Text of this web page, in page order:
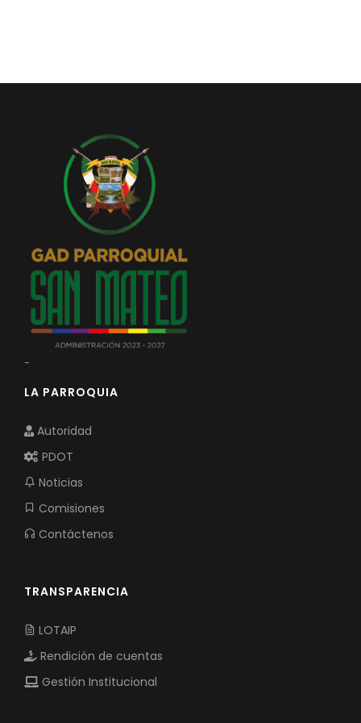
Plan de desarrollo y Ordenamiento Territorial -
Plan Operativo Anual - POA
Convenios Institucionales
PRESUPUESTO: EJECUCIÓN Y REPORTES
Cédulas presupuestarias y balances
Procesos de contratación
Ejecución Presupuestaria
Obras y proyectos
-
LA PARROQUIA
Autoridad
PDOT
Noticias
Comisiones
Contáctenos
TRANSPARENCIA
LOTAIP
Rendición de cuentas
Gestión Institucional